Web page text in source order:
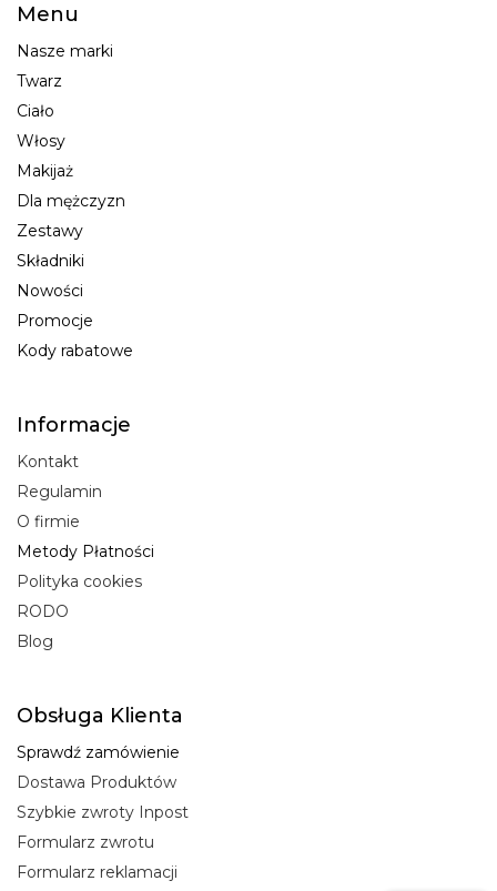
Menu
Nasze marki
Twarz
Ciało
Włosy
Makijaż
Dla mężczyzn
Zestawy
Składniki
Nowości
Promocje
Kody rabatowe
Informacje
Kontakt
Regulamin
O firmie
Metody Płatności
Polityka cookies
RODO
Blog
Obsługa Klienta
Sprawdź zamówienie
Dostawa Produktów
Szybkie zwroty Inpost
Formularz zwrotu
Formularz reklamacji